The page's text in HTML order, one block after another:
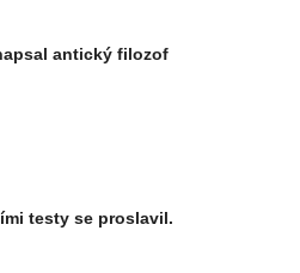
antický filozof
testy se proslavil.